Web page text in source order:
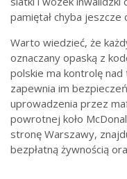
pamiętał chyba jeszcze
Warto wiedzieć, że
oznaczany opaską z
polskie ma kontrolę
zapewnia im
uprowadzenia przez
powrotnej koło
stronę Warszawy,
bezpłatną żywnością